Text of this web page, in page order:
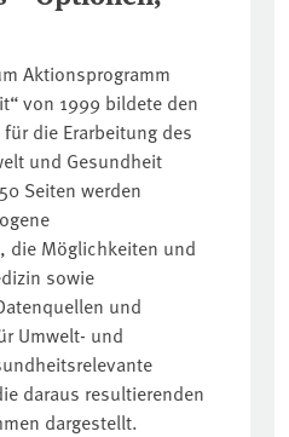
Aktionsprogramm
von 1999 bildete den
die Erarbeitung des
und Gesundheit
Seiten werden
die Möglichkeiten und
sowie
und
Umwelt- und
daraus resultierenden
dargestellt.